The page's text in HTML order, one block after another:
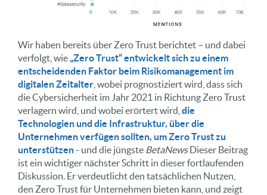
Wir haben bereits über Zero Trust berichtet – und dabei
verfolgt, wie „Zero Trust“ entwickelt sich zu einem
entscheidenden Faktor beim Risikomanagement im
digitalen Zeitalter , wobei prognostiziert wird, dass sich
die Cybersicherheit im Jahr 2021 in Richtung Zero Trust
verlagern wird, und wobei erörtert wird, die
Technologien und die Infrastruktur, über die
Unternehmen verfügen sollten, um Zero Trust zu
unterstützen- und die jüngste BetaNewsDieser Beitrag
ist ein wichtiger nächster Schritt in dieser fortlaufenden
Diskussion. Er verdeutlicht den tatsächlichen Nutzen,
den Zero Trust für Unternehmen bieten kann, und zeigt